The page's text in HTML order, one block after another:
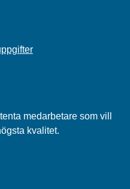
medarbetare som vill
kvalitet.